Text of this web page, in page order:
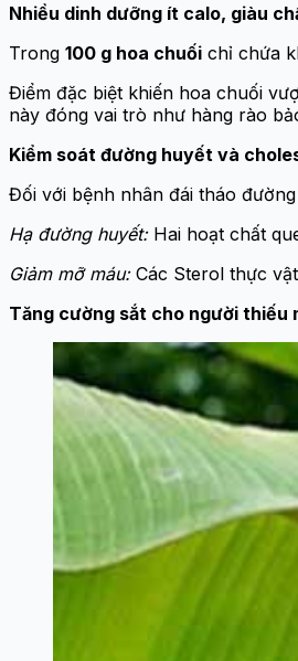
Nhiều dinh dưỡng ít calo, giàu
Trong 100 g hoa chuối chỉ chứa
Điểm đặc biệt khiến hoa chuối
này đóng vai trò như hàng rào
Kiểm soát đường huyết và
Đối với bệnh nhân đái tháo
Hạ đường huyết:Hai hoạt chất
Giảm mỡ máu:Các Sterol thực
Tăng cường sắt cho người thiếu